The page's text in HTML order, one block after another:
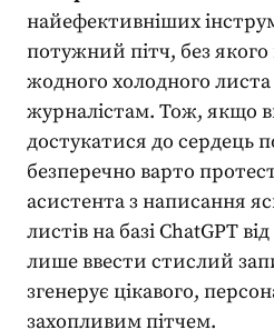
найефективніших
потужний пітч, без
жодного холодного
журналістам. Тож, якщо
достукатися до сердець
безперечно варто
асистента з написання
листів на базі ChatGPT
лише ввести стислий
згенерує цікавого,
захопливим пітчем.